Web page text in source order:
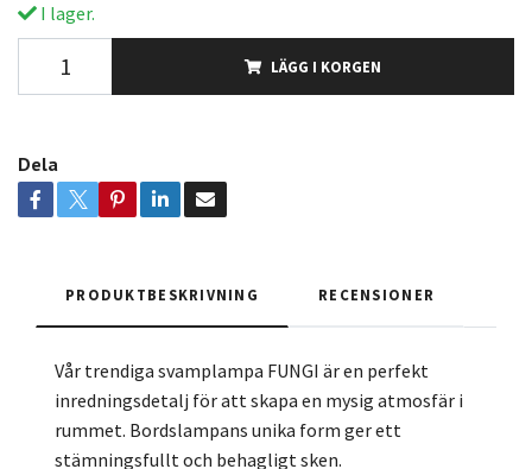
I lager.
LÄGG I KORGEN
Dela
PRODUKTBESKRIVNING RECENSIONER
Vår trendiga svamplampa FUNGI är en perfekt
inredningsdetalj för att skapa en mysig atmosfär i
rummet. Bordslampans unika form ger ett
stämningsfullt och behagligt sken.